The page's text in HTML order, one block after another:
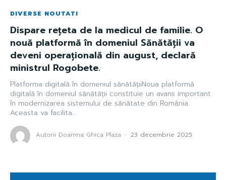
DIVERSE NOUTATI
Dispare rețeta de la medicul de familie. O
nouă platformă în domeniul Sănătății va
deveni operațională din august, declară
ministrul Rogobete.
Platforma digitală în domeniul sănătățiiNoua platformă
digitală în domeniul sănătății constituie un avans important
în modernizarea sistemului de sănătate din România.
Aceasta va facilita...
Autorii Doamna Ghica Plaza - 23 decembrie 2025